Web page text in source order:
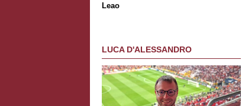
Leao
LUCA D'ALESSANDRO